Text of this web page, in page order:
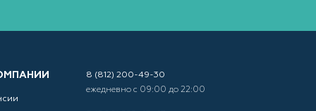
8 (812) 200-49-30
ежедневно с 09:00 до 22:00